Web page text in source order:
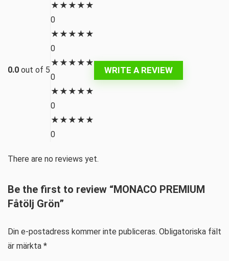
0.0 out of 5
★ ★ ★ ★ ★
0
★ ★ ★ ★ ★
0
★ ★ ★ ★ ★
0
★ ★ ★ ★ ★
0
★ ★ ★ ★ ★
0
WRITE A REVIEW
There are no reviews yet.
Be the first to review “MONACO PREMIUM
Fåtölj Grön”
Din e-postadress kommer inte publiceras. Obligatoriska fält
är märkta *